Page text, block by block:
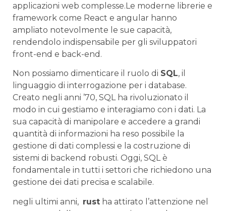
applicazioni web complesse.Le moderne librerie e
framework come React ‍e angular hanno⁤
ampliato notevolmente le sue capacità,
rendendolo indispensabile per gli sviluppatori
⁣front-end e back-end.
Non possiamo ​dimenticare il ruolo ​di SQL, ⁣il
‍linguaggio di ‌interrogazione per i ⁢database. ​
Creato negli anni ’70, SQL⁣ ha rivoluzionato il
modo in ⁤cui ⁢gestiamo⁤ e interagiamo⁢ con i dati. La⁢
sua capacità‌ di manipolare e accedere a grandi
quantità di informazioni ha reso possibile la
‌gestione di dati complessi e la costruzione ⁤di
sistemi di backend ‍robusti. Oggi, SQL è
fondamentale in tutti ⁣i settori che richiedono una⁤
gestione dei⁣ dati ​precisa e scalabile.
negli ultimi anni, ⁢ rust ha attirato​ l’attenzione nel